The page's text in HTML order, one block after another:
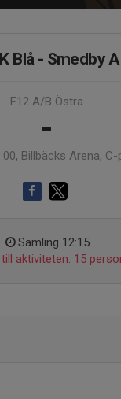
Blå - Smedby
F12 A/B Östra
-
Billbäcks Arena, C-
Samling 12:15
aktiviteten. 15